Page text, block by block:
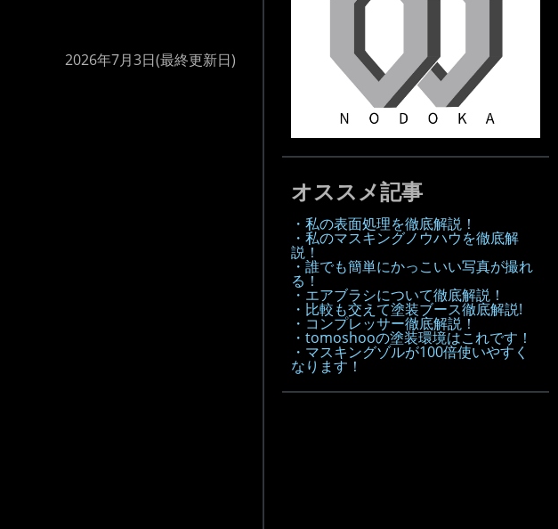
2026年7月3日(最終更新日)
オススメ記事
・私の表面処理を徹底解説！
・私のマスキングノウハウを徹底解
説！
・誰でも簡単にかっこいい写真が撮れ
る！
・エアブラシについて徹底解説！
・比較も交えて塗装ブース徹底解説!
・コンプレッサー徹底解説！
・tomoshooの塗装環境はこれです！
・マスキングゾルが100倍使いやすく
なります！